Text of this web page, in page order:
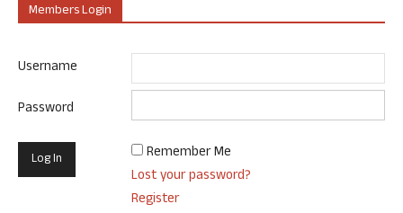
Members Login
Username
Password
Remember Me
Lost your password?
Register